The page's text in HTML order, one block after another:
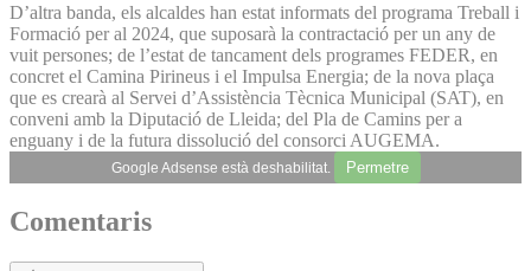
D’altra banda, els alcaldes han estat informats del programa Treball i
Formació per al 2024, que suposarà la contractació per un any de
vuit persones; de l’estat de tancament dels programes FEDER, en
concret el Camina Pirineus i el Impulsa Energia; de la nova plaça
que es crearà al Servei d’Assistència Tècnica Municipal (SAT), en
conveni amb la Diputació de Lleida; del Pla de Camins per a
enguany i de la futura dissolució del consorci AUGEMA.
Google Adsense està deshabilitat. Permetre
Comentaris